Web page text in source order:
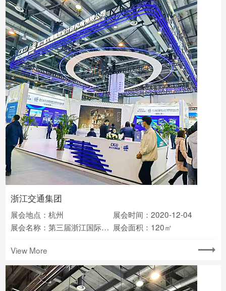
浙江交通集团
展会地点：杭州
展会时间：2020-12-04
展会名称：第三届浙江国际智慧交通产业博览会 展会面积：120㎡
View More